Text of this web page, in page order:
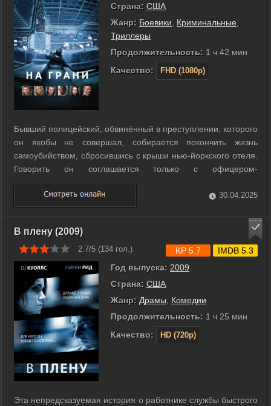
Страна: США
Жанр: Боевики Криминальные
Триллеры
Продолжительность: 1 ч 42 мин
Качество:
FHD (1080p)
Бывший полицейский, обвинённый в преступлении, которого
он якобы не совершал, собирается покончить жизнь
самоубийством, сбросившись с крыши нью-йоркского отеля.
Говорить он соглашается только с офицером-
переговорщиком Лидией Мерсер. Напряжение нарастает с
каждой минутой, на площадь стягиваются зеваки и наряды
спецподразделений. Однако ситуация не ...
30.04.2025
В плену (2009)
2.7/5 (134 гол.)
Год выпуска: 2009
Страна: США
Жанр: Драмы, Комедии
Продолжительность: 1 ч 25 мин
Качество:
HD (720p)
KP 5.7 IMDB 5.3
Эта непредсказуемая история о работнике службы быстрого